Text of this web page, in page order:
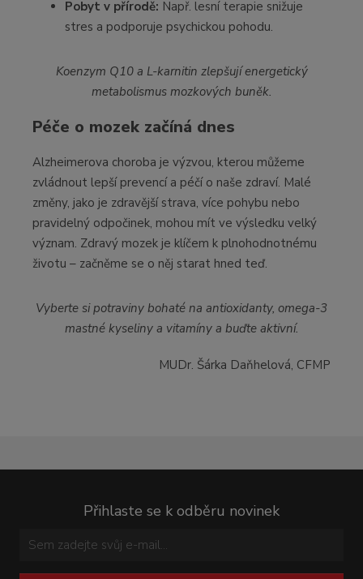
Pobyt v přírodě: Např. lesní terapie snižuje
stres a podporuje psychickou pohodu.
Koenzym Q10 a L-karnitin zlepšují energetický
metabolismus mozkových buněk.
Péče o mozek začíná dnes
Alzheimerova choroba je výzvou, kterou můžeme
zvládnout lepší prevencí a péčí o naše zdraví. Malé
změny, jako je zdravější strava, více pohybu nebo
pravidelný odpočinek, mohou mít ve výsledku velký
význam. Zdravý mozek je klíčem k plnohodnotnému
životu – začněme se o něj starat hned teď.
Vyberte si potraviny bohaté na antioxidanty, omega-3
mastné kyseliny a vitamíny a buďte aktivní.
MUDr. Šárka Daňhelová, CFMP
Přihlaste se k odběru novinek